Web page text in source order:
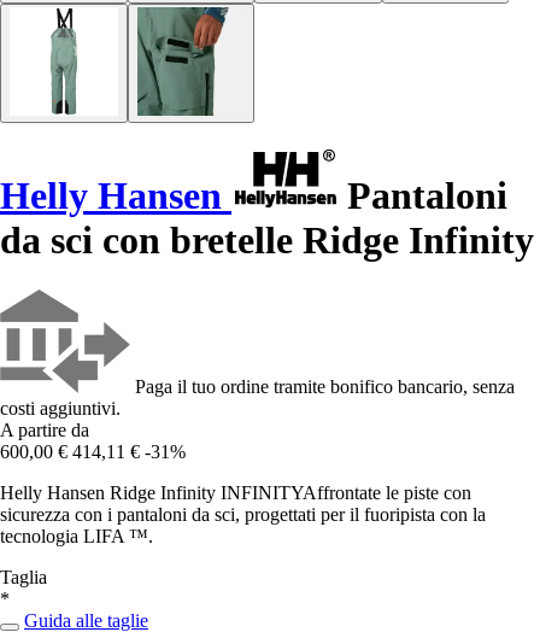
Helly Hansen
Pantaloni
da sci con bretelle Ridge Infinity
Paga il tuo ordine tramite bonifico bancario, senza
costi aggiuntivi.
A partire da
600,00 € 414,11 € -31%
Helly Hansen Ridge Infinity INFINITYAffrontate le piste con
sicurezza con i pantaloni da sci, progettati per il fuoripista con la
tecnologia LIFA ™.
Taglia
*
Guida alle taglie